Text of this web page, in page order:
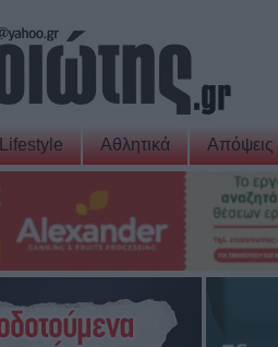
Lifestyle Αθλητικά Απόψεις